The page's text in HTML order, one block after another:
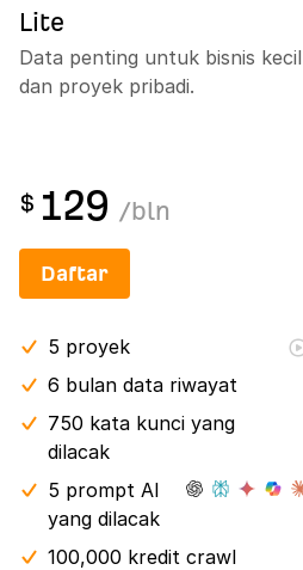
Lite
Data penting untuk bisnis kecil
dan proyek pribadi.
$ 129 /bln
Daftar
5 proyek
6 bulan data riwayat
750 kata kunci yang
dilacak
5 prompt AI
yang dilacak
100,000 kredit crawl